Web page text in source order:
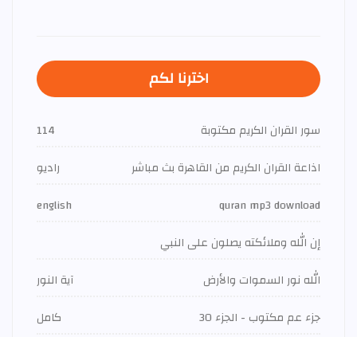
اخترنا لكم
سور القران الكريم مكتوبة
114
اذاعة القران الكريم من القاهرة بث مباشر
راديو
quran mp3 download
english
إن الله وملائكته يصلون على النبي
الله نور السموات والأرض
آية النور
جزء عم مكتوب - الجزء 30
كامل